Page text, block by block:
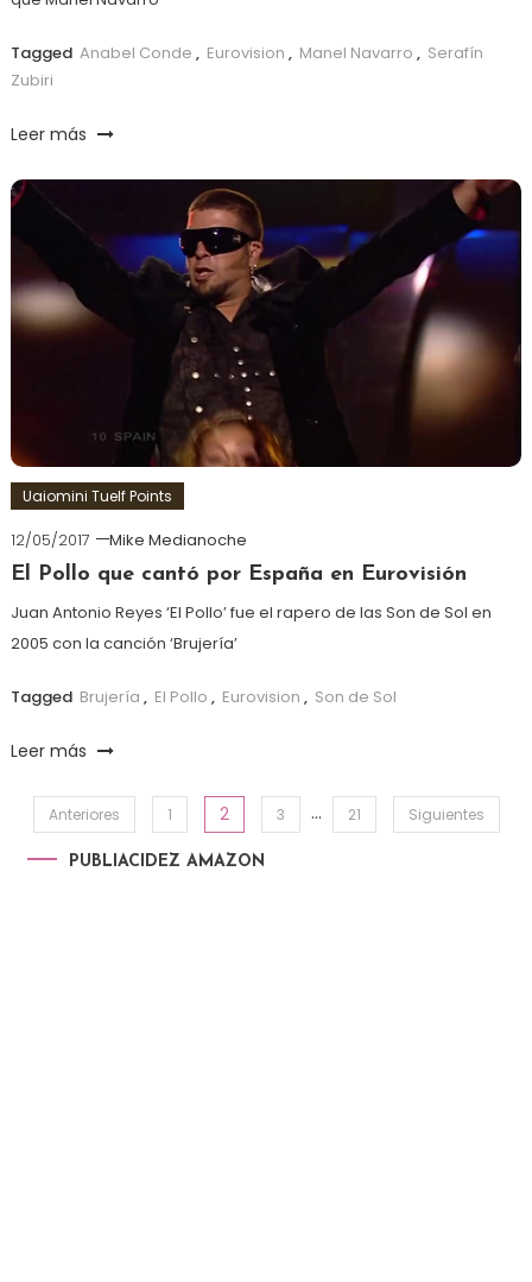
Tagged Anabel Conde , Eurovision , Manel Navarro , Serafín
Zubiri
Leer más
Uaiomini Tuelf Points
12/05/2017
Mike Medianoche
El Pollo que cantó por España en Eurovisión
Juan Antonio Reyes ‘El Pollo’ fue el rapero de las Son de Sol en
2005 con la canción ‘Brujería’
Tagged Brujería , El Pollo , Eurovision , Son de Sol
Leer más
Paginación de entradas
Anteriores 1 2 3 … 21 Siguientes
PUBLIACIDEZ AMAZON